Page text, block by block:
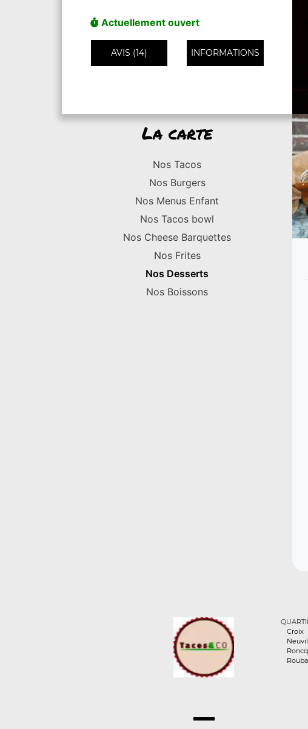
Actuellement ouvert
AVIS (14) INFORMATIONS
La carte
Nos Tacos
Nos Burgers
Nos Menus Enfant
Nos Tacos bowl
Nos Cheese Barquettes
Nos Frites
Nos Desserts
Nos Boissons
Croix
Roncq